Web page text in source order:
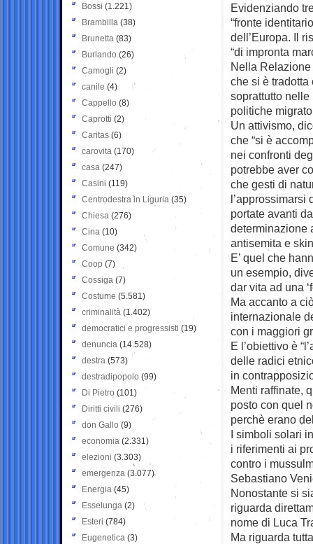
Evidenziando
“fronte
dell’Europa. Il
“di impronta
Nella Relazione
che si è tradotta
soprattutto nelle
politiche
Un attivismo,
che “si è
nei confronti
potrebbe aver
che gesti di
l’approssimarsi
portate avanti
determinazione
antisemita e
E’ quel che
un esempio,
dar vita ad una
Ma accanto a
internazionale
con i maggiori
E l’obiettivo è
delle radici
in
Menti raffinate,
posto con quel
perchè erano
I simboli solari
i riferimenti ai
contro i
Sebastiano
Nonostante si
riguarda
nome di Luca
Ma riguarda
Bossi (1.221)
Brambilla (38)
Brunetta (83)
Burlando (26)
Camogli (2)
canile (4)
Cappello (8)
Caprotti (2)
Caritas (6)
carovita (170)
casa (247)
Casini (119)
Centrodestra in Liguria (35)
Chiesa (276)
Cina (10)
Comune (342)
Coop (7)
Cossiga (7)
Costume (5.581)
criminalità (1.402)
democratici e progressisti (19)
denuncia (14.528)
destra (573)
destradipopolo (99)
Di Pietro (101)
Diritti civili (276)
don Gallo (9)
economia (2.331)
elezioni (3.303)
emergenza (3.077)
Energia (45)
Esselunga (2)
Esteri (784)
Eugenetica (3)